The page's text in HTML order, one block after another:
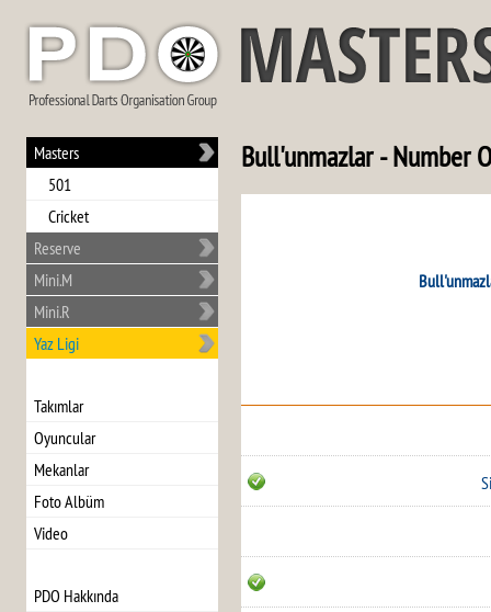
Masters
501
Cricket
Reserve
Mini.M
Mini.R
Yaz Ligi
Takımlar
Oyuncular
Mekanlar
Foto Albüm
Video
PDO Hakkında
Bull'unmazlar - Number